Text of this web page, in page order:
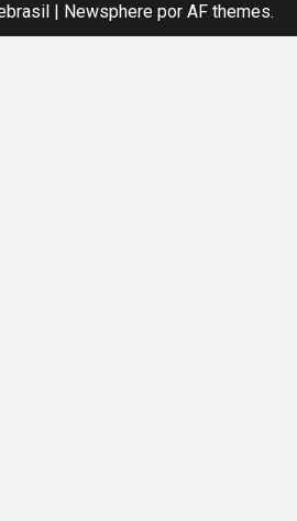
Newsphere por AF themes.